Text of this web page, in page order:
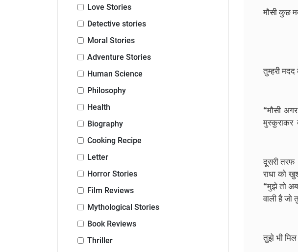
Love Stories
Detective stories
Moral Stories
Adventure Stories
Human Science
Philosophy
Health
Biography
Cooking Recipe
Letter
Horror Stories
Film Reviews
Mythological Stories
Book Reviews
Thriller
मौसी कुछ
तुम्हरी
“मौसी
मुस्कुराकर
दूसरी तरफ
राधा को
“मुझे तो
वाली है जो
तुझे भी मिल